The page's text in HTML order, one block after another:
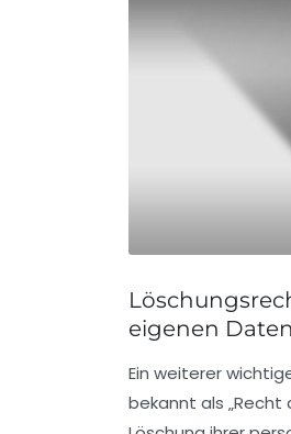
eigenen Daten
Ein weiterer
bekannt als